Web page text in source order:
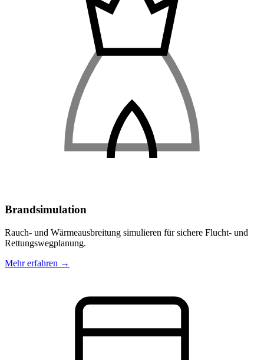
Brandsimulation
Rauch- und Wärmeausbreitung simulieren für sichere Flucht- und
Rettungswegplanung.
Mehr erfahren →